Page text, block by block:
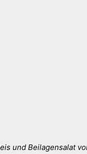
und Beilagensalat